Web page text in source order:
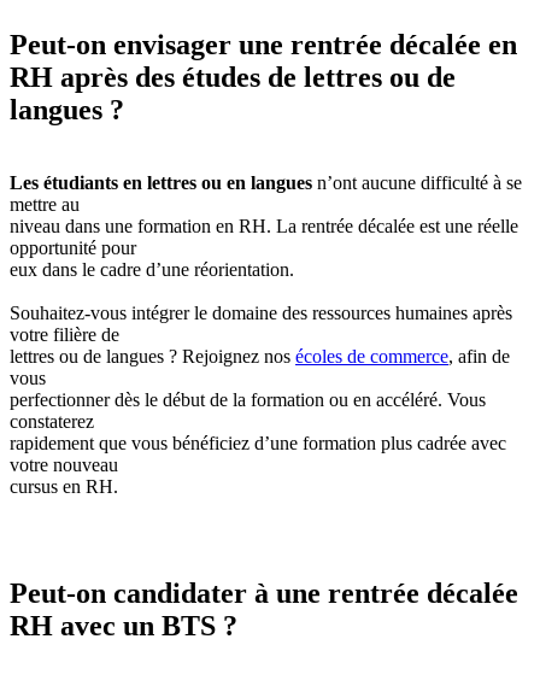
Peut-on envisager une rentrée décalée en
RH après des études de lettres ou de
langues ?
Les étudiants en lettres ou en langues n’ont aucune difficulté à se
mettre au
niveau dans une formation en RH. La rentrée décalée est une réelle
opportunité pour
eux dans le cadre d’une réorientation.
Souhaitez-vous intégrer le domaine des ressources humaines après
votre filière de
lettres ou de langues ? Rejoignez nos écoles de commerce, afin de
vous
perfectionner dès le début de la formation ou en accéléré. Vous
constaterez
rapidement que vous bénéficiez d’une formation plus cadrée avec
votre nouveau
cursus en RH.
Peut-on candidater à une rentrée décalée
RH avec un BTS ?